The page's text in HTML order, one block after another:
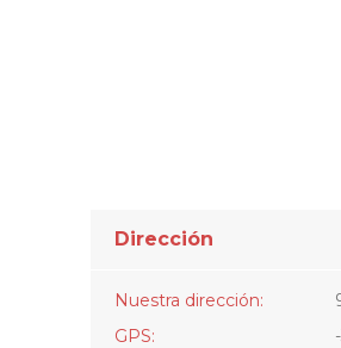
Dirección
Nuestra dirección:
GPS: